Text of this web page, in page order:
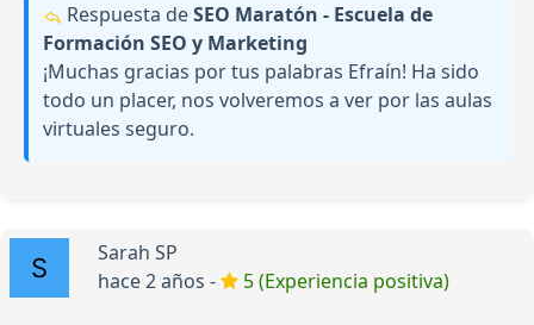
Respuesta deSEO Maratón - Escuela de
Formación SEO y Marketing
¡Muchas gracias por tus palabras Efraín! Ha sido
todo un placer, nos volveremos a ver por las aulas
virtuales seguro.
Sarah SP
hace 2 años -
5 (Experiencia positiva)